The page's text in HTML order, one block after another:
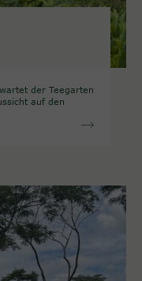
der Teegarten
auf den